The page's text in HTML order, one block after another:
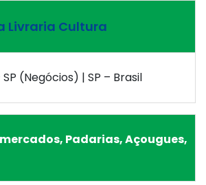
Livraria Cultura
(Negócios) | SP – Brasil
Padarias, Açougues,